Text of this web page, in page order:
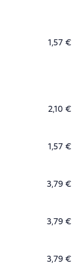
1,57 €
2,10 €
1,57 €
3,79 €
3,79 €
3,79 €